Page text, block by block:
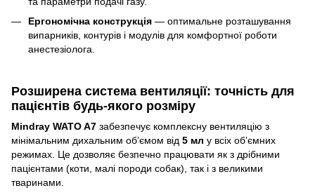
Ергономічна конструкція — оптимальне розташування
випарників, контурів і модулів для комфортної роботи
анестезіолога.
Розширена система вентиляції: точність для
пацієнтів будь-якого розміру
Mindray WATO A7 забезпечує комплексну вентиляцію з
мінімальним дихальним об’ємом від 5 мл у всіх об’ємних
режимах. Це дозволяє безпечно працювати як з дрібними
пацієнтами (коти, малі породи собак), так і з великими
тваринами.